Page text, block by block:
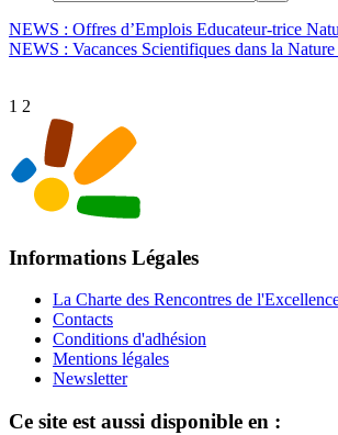
NEWS : Offres d’Emplois Educateur-trice
NEWS : Vacances Scientifiques dans la Nature
1 2
Informations Légales
La Charte des Rencontres de
Contacts
Conditions d'adhésion
Mentions légales
Newsletter
Ce site est aussi disponible en :